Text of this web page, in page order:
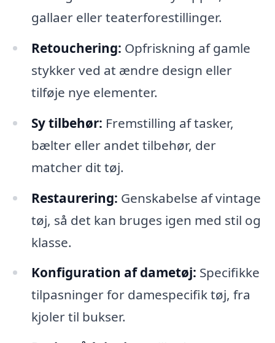
gallaer eller teaterforestillinger.
Retouchering: Opfriskning af gamle
stykker ved at ændre design eller
tilføje nye elementer.
Sy tilbehør: Fremstilling af tasker,
bælter eller andet tilbehør, der
matcher dit tøj.
Restaurering: Genskabelse af vintage
tøj, så det kan bruges igen med stil og
klasse.
Konfiguration af dametøj: Specifikke
tilpasninger for damespecifik tøj, fra
kjoler til bukser.